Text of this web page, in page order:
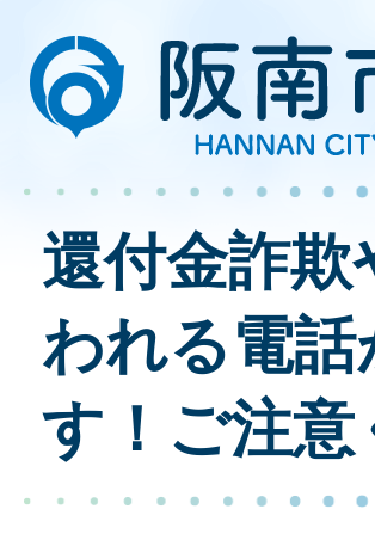
還付金詐
われる電
す！ご注